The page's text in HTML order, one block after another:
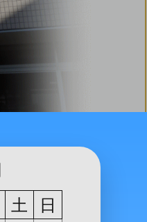
土
日